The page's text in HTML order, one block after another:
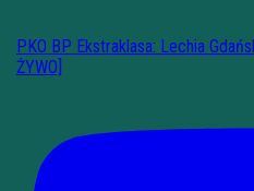
PKO BP Ekstraklasa: Lechia
ŻYWO]